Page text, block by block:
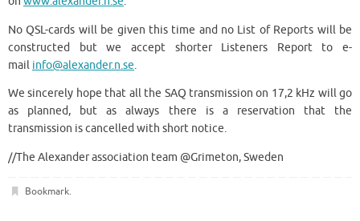
No QSL-cards will be given this time and no List of Reports will be
constructed but we accept shorter Listeners Report to e-
mail info@alexander.n.se.
We sincerely hope that all the SAQ transmission on 17,2 kHz will go
as planned, but as always there is a reservation that the
transmission is cancelled with short notice.
//The Alexander association team @Grimeton, Sweden
Bookmark.